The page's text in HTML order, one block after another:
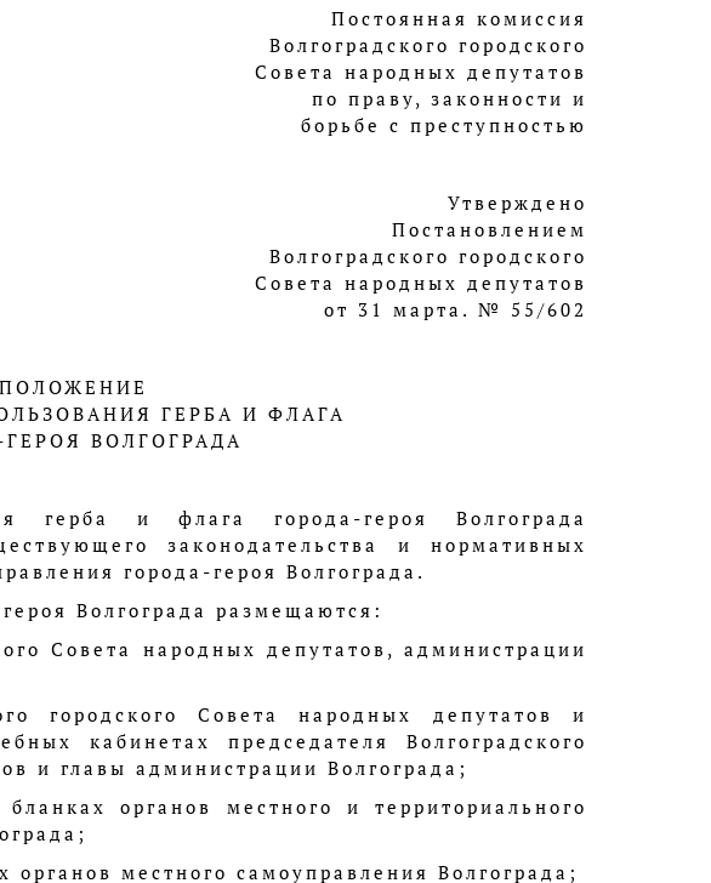
Постоянная комиссия
Волгоградского городского
Совета народных депутатов
по праву, законности и
борьбе с преступностью
Утверждено
Постановлением
Волгоградского городского
Совета народных депутатов
от 31 марта. № 55/602
ПОЛОЖЕНИЕ
ГЕРБА И ФЛАГА
ВОЛГОГРАДА
герба и флага города-героя Волгограда
законодательства и нормативных
города-героя Волгограда.
Волгограда размещаются:
Совета народных депутатов, администрации
городского Совета народных депутатов и
кабинетах председателя Волгоградского
и главы администрации Волгограда;
органов местного и территориального
местного самоуправления Волгограда;